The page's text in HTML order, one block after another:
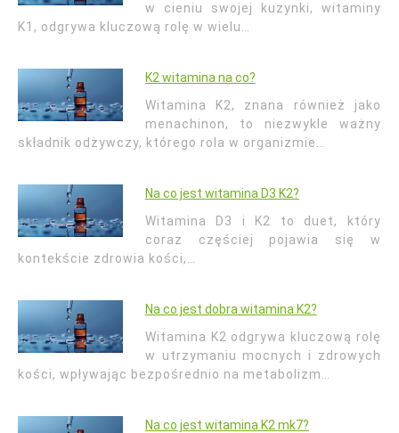
w cieniu swojej kuzynki, witaminy
K1, odgrywa kluczową rolę w wielu…
K2 witamina na co?
Witamina K2, znana również jako
menachinon, to niezwykle ważny
składnik odżywczy, którego rola w organizmie…
Na co jest witamina D3 K2?
Witamina D3 i K2 to duet, który
coraz częściej pojawia się w
kontekście zdrowia kości,…
Na co jest dobra witamina K2?
Witamina K2 odgrywa kluczową rolę
w utrzymaniu mocnych i zdrowych
kości, wpływając bezpośrednio na metabolizm…
Na co jest witamina K2 mk7?